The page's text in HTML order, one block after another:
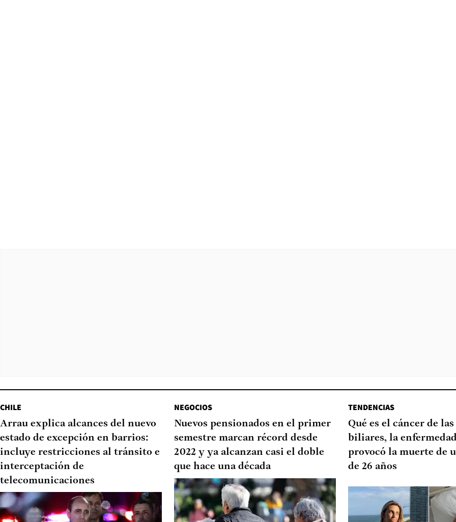
CHILE
Arrau explica alcances del nuevo
estado de excepción en barrios:
incluye restricciones al tránsito e
interceptación de
telecomunicaciones
NEGOCIOS
Nuevos pensionados en el primer
semestre marcan récord desde
2022 y ya alcanzan casi el doble
que hace una década
TENDENCIAS
Qué es el cáncer de
biliares, la
provocó la muerte de
de 26 años